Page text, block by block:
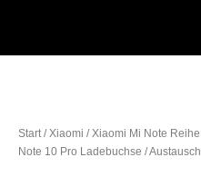
Start/Xiaomi /Xiaomi Mi Note Reihe
Note 10 Pro Ladebuchse / Austausch